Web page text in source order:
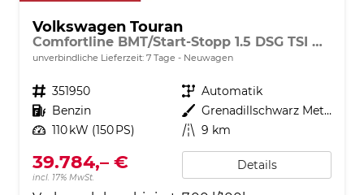
Volkswagen Touran
Comfortline BMT/Start-Stopp 1.5 DSG TSI AHK Navi DigiPro
unverbindliche Lieferzeit: 7 Tage Neuwagen
Fahrzeugnr. 351950 Getriebe Automatik
Kraftstoff Benzin Außenfarbe
Grenadillschwarz Metallic
Leistung 110 kW (150 PS) Kilometerstand 9 km
39.784,– €
incl. 17% MwSt.
Details